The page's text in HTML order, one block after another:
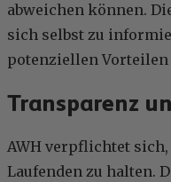
abweichen können.
sich selbst zu
potenziellen Vorteilen
Transparenz
AWH verpflichtet
Laufenden zu halten.